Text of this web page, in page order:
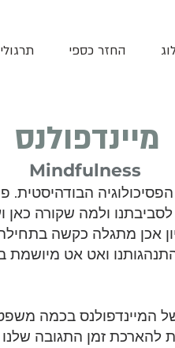
החזר כספי
מיינדפולנס
הבודהיסטית.
ולמה שקורה כאן
אכן מתגלה כקשה
ואט אט מיושמת
המיינדפולנס בכמה
להארכת זמן התגובה
Mindfulness